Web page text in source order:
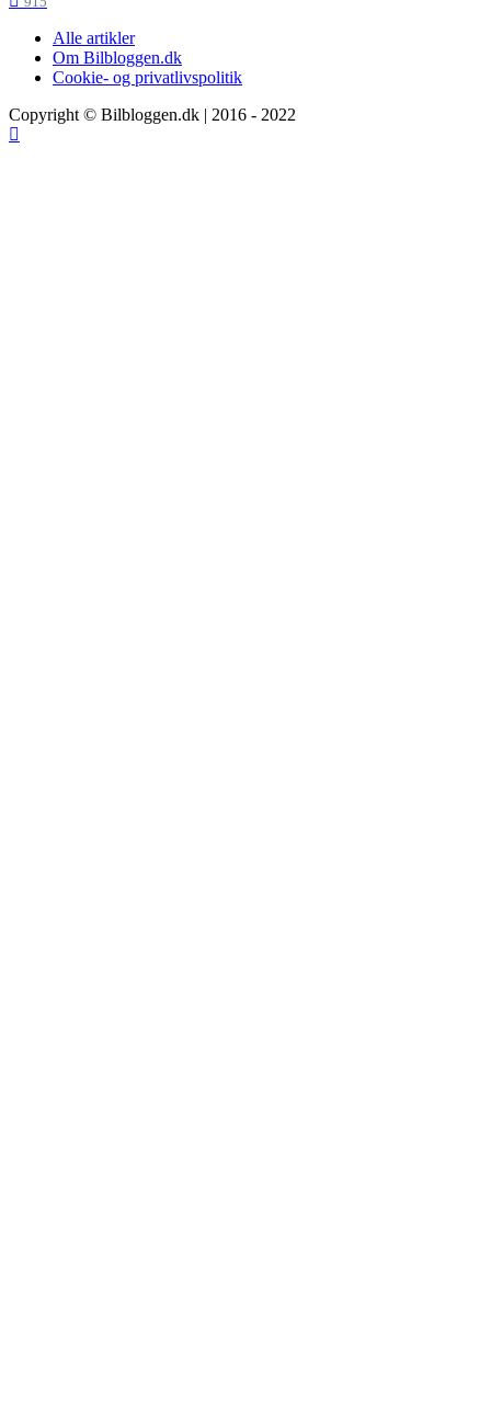
Alle artikler
Om Bilbloggen.dk
Cookie- og privatlivspolitik
Copyright © Bilbloggen.dk | 2016 - 2022